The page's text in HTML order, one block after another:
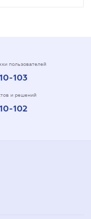
пользователей
103
и решений
102